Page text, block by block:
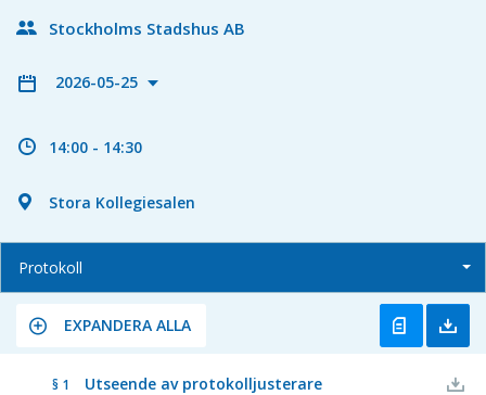
Stockholms Stadshus AB
2026-05-25
14:00 - 14:30
Stora Kollegiesalen
Protokoll
EXPANDERA ALLA
§ 1 Utseende av protokolljusterare